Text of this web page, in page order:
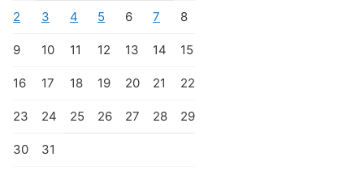
2 3 4 5 6 7 8
9 10 11 12 13 14 15
16 17 18 19 20 21 22
23 24 25 26 27 28 29
30 31